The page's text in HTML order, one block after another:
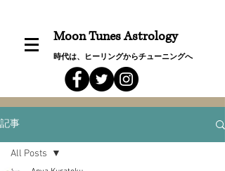
Moon Tunes Astrology
時代は、ヒーリングからチューニングへ
記事
All Posts